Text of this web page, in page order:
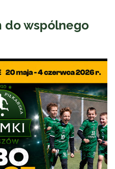
do wspólnego